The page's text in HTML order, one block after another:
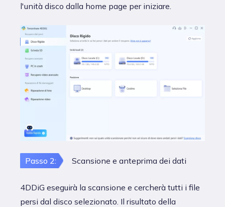
l'unità disco dalla home page per iniziare.
Passo 2: Scansione e anteprima dei dati
4DDiG eseguirà la scansione e cercherà tutti i file
persi dal disco selezionato. Il risultato della